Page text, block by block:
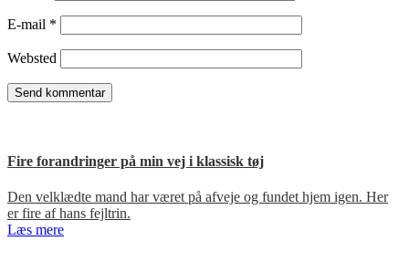
E-mail *
Websted
Fire forandringer på min vej i klassisk tøj
Den velklædte mand har været på afveje og fundet hjem igen. Her
er fire af hans fejltrin.
Læs mere